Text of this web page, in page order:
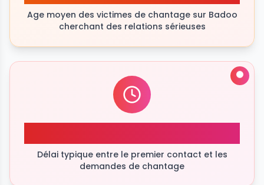
Age moyen des victimes de chantage sur Badoo
cherchant des relations sérieuses
Délai typique entre le premier contact et les
demandes de chantage